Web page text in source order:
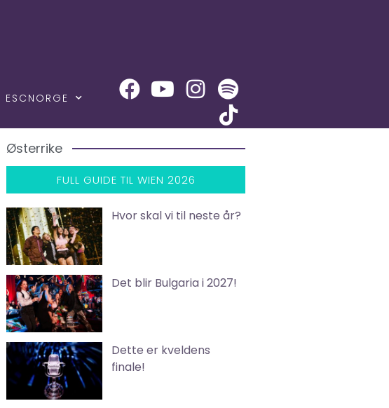
ESCNORGE
Østerrike
FULL GUIDE TIL WIEN 2026
Hvor skal vi til neste år?
Det blir Bulgaria i 2027!
Dette er kveldens
finale!